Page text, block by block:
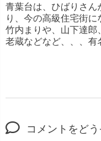
青葉台は、ひばりさん
り、今の高級住宅街に
竹内まりや、山下達郎
老蔵などなど、、、有
コメントをど